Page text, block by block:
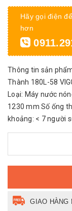
Hãy gọi điện
hơn
Thông tin sản
Thành 180L-58
Loại: Máy nước
1230 mm Số ống
khoảng: < 7 người
GIAO HÀNG